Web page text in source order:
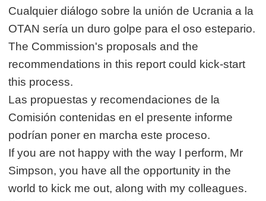
Cualquier diálogo sobre la unión de Ucrania a la
OTAN sería un duro golpe para el oso estepario.
The Commission's proposals and the
recommendations in this report could kick-start
this process.
Las propuestas y recomendaciones de la
Comisión contenidas en el presente informe
podrían poner en marcha este proceso.
If you are not happy with the way I perform, Mr
Simpson, you have all the opportunity in the
world to kick me out, along with my colleagues.